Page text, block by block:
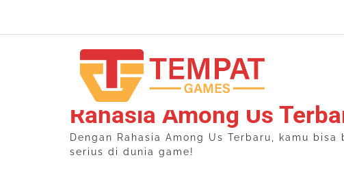
content
Rahasia Among Us
Dengan Rahasia Among Us Terbaru, kamu
serius di dunia game!